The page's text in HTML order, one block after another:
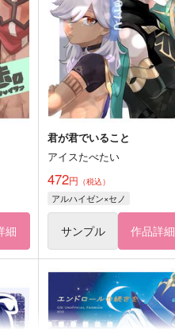
細
君が君でいること
アイスたべたい
472円 （税込）
アルハイゼン×セノ
サンプル 作品詳細